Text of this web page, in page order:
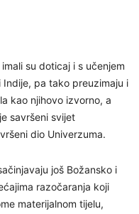
su doticaj i s učenjem
pa tako preuzimaju i
kao njihovo izvorno, a
savršeni svijet
dio Univerzuma.
još Božansko i
razočaranja koji
materijalnom tijelu,